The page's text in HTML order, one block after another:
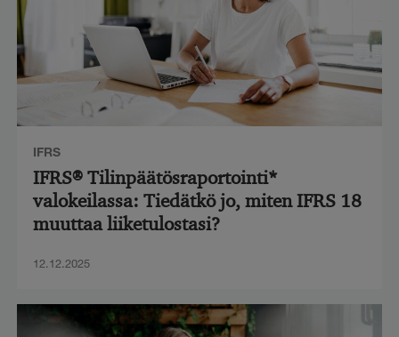
IFRS
IFRS® Tilinpäätösraportointi*
valokeilassa: Tiedätkö jo, miten IFRS 18
muuttaa liiketulostasi?
12.12.2025